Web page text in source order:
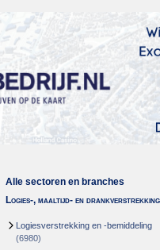
Alle sectoren en branches
Logies-, maaltijd- en drankverstrekking
Logiesverstrekking en -bemiddeling
(6980)